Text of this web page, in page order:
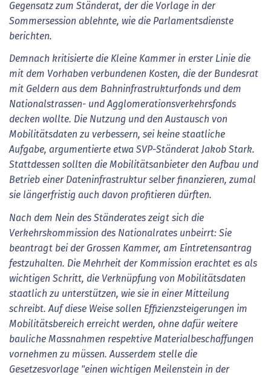
Gegensatz zum Ständerat, der die Vorlage in der
Sommersession ablehnte, wie die Parlamentsdienste
berichten.
Demnach kritisierte die Kleine Kammer in erster Linie die
mit dem Vorhaben verbundenen Kosten, die der Bundesrat
mit Geldern aus dem Bahninfrastrukturfonds und dem
Nationalstrassen- und Agglomerationsverkehrsfonds
decken wollte. Die Nutzung und den Austausch von
Mobilitätsdaten zu verbessern, sei keine staatliche
Aufgabe, argumentierte etwa SVP-Ständerat Jakob Stark.
Stattdessen sollten die Mobilitätsanbieter den Aufbau und
Betrieb einer Dateninfrastruktur selber finanzieren, zumal
sie längerfristig auch davon profitieren dürften.
Nach dem Nein des Ständerates zeigt sich die
Verkehrskommission des Nationalrates unbeirrt: Sie
beantragt bei der Grossen Kammer, am Eintretensantrag
festzuhalten. Die Mehrheit der Kommission erachtet es als
wichtigen Schritt, die Verknüpfung von Mobilitätsdaten
staatlich zu unterstützen, wie sie in einer Mitteilung
schreibt. Auf diese Weise sollen Effizienzsteigerungen im
Mobilitätsbereich erreicht werden, ohne dafür weitere
bauliche Massnahmen respektive Materialbeschaffungen
vornehmen zu müssen. Ausserdem stelle die
Gesetzesvorlage "einen wichtigen Meilenstein in der